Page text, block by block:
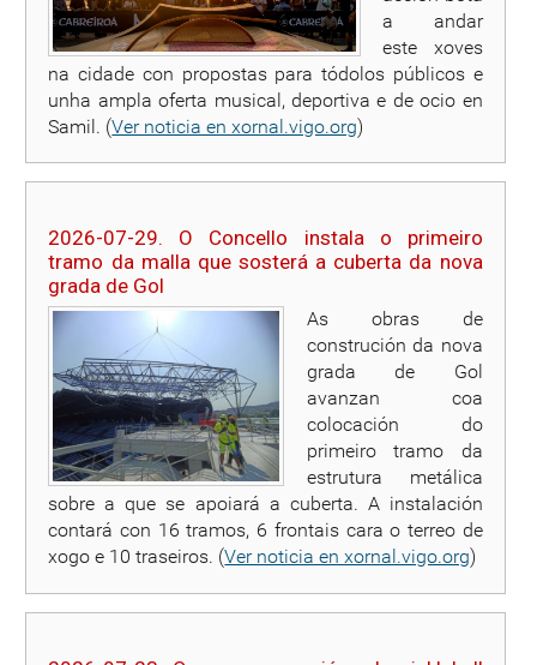
a andar
este xoves
na cidade con propostas para tódolos públicos e
unha ampla oferta musical, deportiva e de ocio en
Samil. (Ver noticia en xornal.vigo.org)
2026-07-29. O Concello instala o primeiro
tramo da malla que sosterá a cuberta da nova
grada de Gol
As obras de
construción da nova
grada de Gol
avanzan coa
colocación do
primeiro tramo da
estrutura metálica
sobre a que se apoiará a cuberta. A instalación
contará con 16 tramos, 6 frontais cara o terreo de
xogo e 10 traseiros. (Ver noticia en xornal.vigo.org)